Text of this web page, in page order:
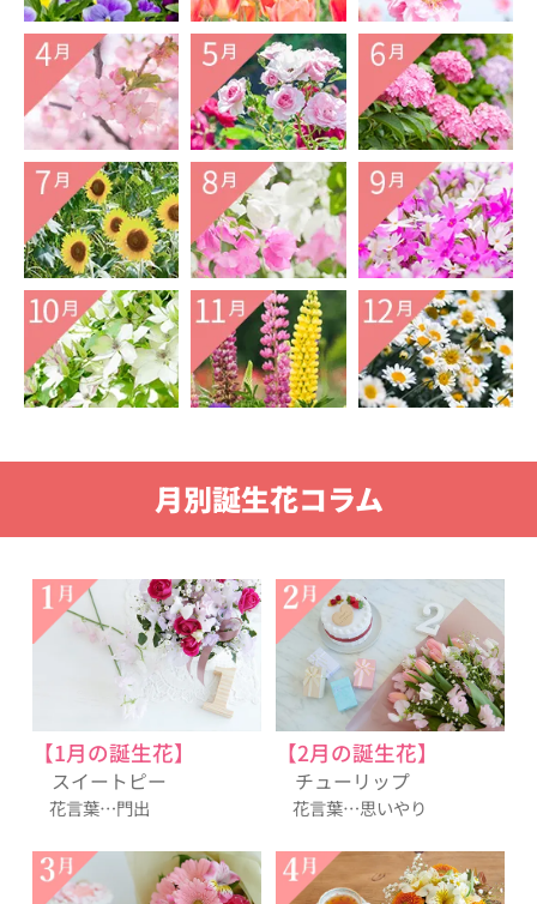
月別誕生花コラム
【1月の誕生花】
スイートピー
花言葉…門出
【2月の誕生花】
チューリップ
花言葉…思いやり